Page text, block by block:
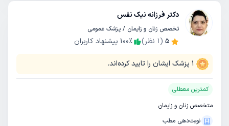
دکتر فرزانه نیک نفس
تخصص زنان و زایمان / پزشک عمومی
5
(
1 نظر) 100٪ پیشنهاد کاربران
1 پزشک ایشان را تایید کرده‌اند.
کمترین معطلی
متخصص زنان و زایمان
نوبت‌دهی مطب